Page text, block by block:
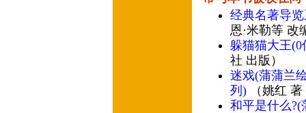
经典名著导
恩·米勒等 改
躲猫猫大王
社 出版）
迷戏(蒲蒲兰
列) （姚红
和平是什么